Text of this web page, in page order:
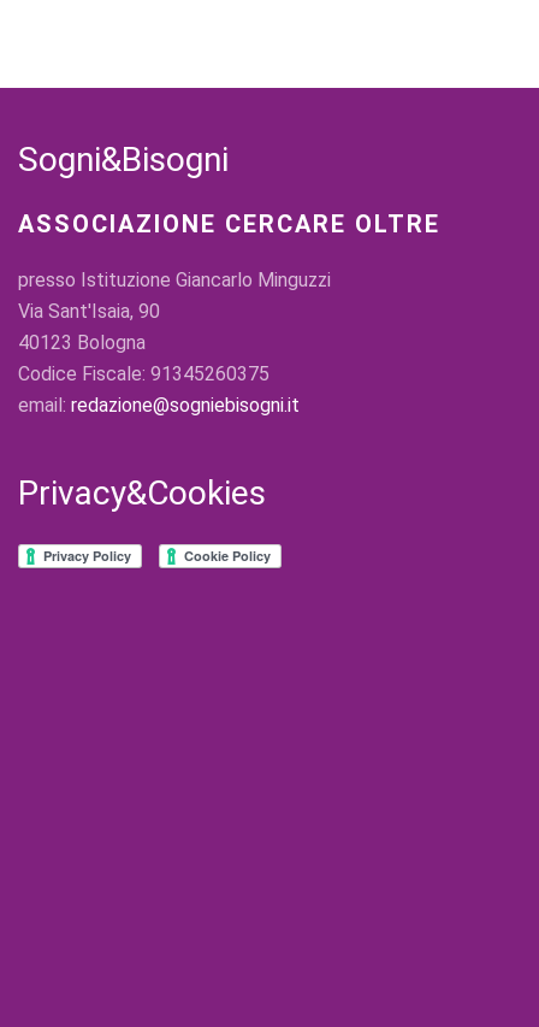
Sogni&Bisogni
ASSOCIAZIONE CERCARE OLTRE
presso Istituzione Giancarlo Minguzzi
Via Sant'Isaia, 90
40123 Bologna
Codice Fiscale: 91345260375
email: redazione@sogniebisogni.it
Privacy&Cookies